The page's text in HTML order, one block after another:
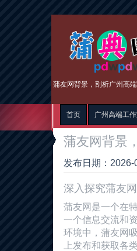
蒲友网背景，剖析广州高
首页 广州高端工
蒲友网背景
发布日期：
深入探究蒲友
蒲友网是一个在
一个信息交流和
环境中，蒲友网
上发布和获取各